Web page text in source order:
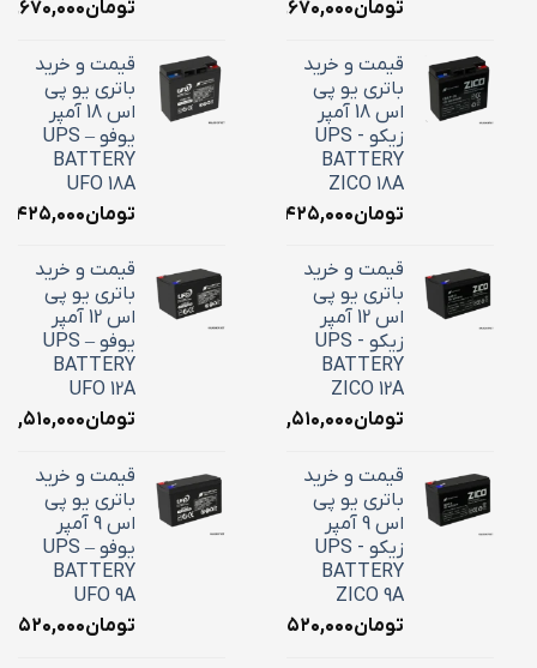
تومان۱۰,۶۷۰,۰۰۰
قیمت و خرید
باتری یو پی
اس 18 آمپر
زیکو - UPS
BATTERY
ZICO 18A
تومان۷,۴۲۵,۰۰۰
قیمت و خرید
باتری یو پی
اس 12 آمپر
زیکو - UPS
BATTERY
ZICO 12A
تومان۴,۵۱۰,۰۰۰
قیمت و خرید
باتری یو پی
اس 9 آمپر
زیکو - UPS
BATTERY
ZICO 9A
تومان۳,۵۲۰,۰۰۰
تومان۱۰,۶۷۰,۰۰۰
قیمت و خرید
باتری یو پی
اس 18 آمپر
یوفو – UPS
BATTERY
UFO 18A
تومان
قیمت و خرید
باتری یو پی
اس 12 آمپر
یوفو – UPS
BATTERY
UFO 12A
تومان۴,۵۱۰,۰۰۰
قیمت و خرید
باتری یو پی
اس 9 آمپر
یوفو – UPS
BATTERY
UFO 9A
تومان۳,۵۲۰,۰۰۰